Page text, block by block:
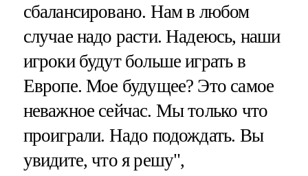
сбалансировано. Нам в любом
случае надо расти. Надеюсь, наши
игроки будут больше играть в
Европе. Мое будущее? Это самое
неважное сейчас. Мы только что
проиграли. Надо подождать. Вы
увидите, что я решу",